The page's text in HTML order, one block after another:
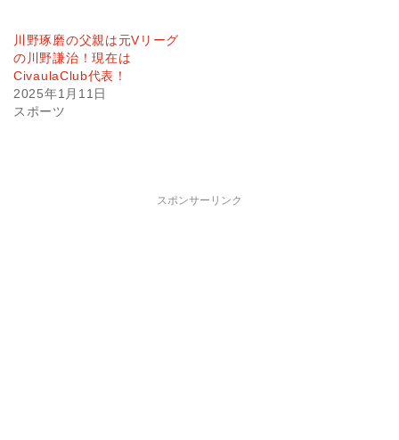
川野琢磨の父親は元Vリーグ
の川野謙治！現在は
CivaulaClub代表！
2025年1月11日
スポーツ
スポンサーリンク